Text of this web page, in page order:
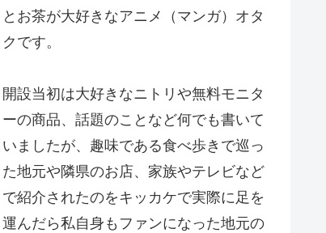
とお茶が大好きなアニメ（マンガ）オタ
クです。
開設当初は大好きなニトリや無料モニタ
ーの商品、話題のことなど何でも書いて
いましたが、趣味である食べ歩きで巡っ
た地元や隣県のお店、家族やテレビなど
で紹介されたのをキッカケで実際に足を
運んだら私自身もファンになった地元の